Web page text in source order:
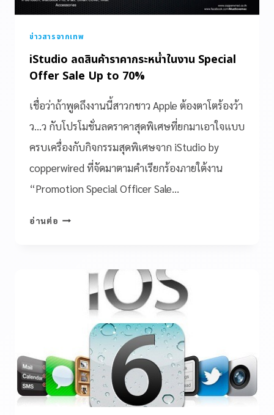
ข่าวสารจากเทพ
iStudio ลดสินค้าราคากระหน่ำในงาน Special
Offer Sale Up to 70%
เชื่อว่าถ้าพูดถึงงานนี้สาวกชาว Apple ต้องตาโตร้องว้า
ว…ว กับโปรโมชั่นลดราคาสุดพิเศษที่ยกมาเอาใจแบบ
ครบเครื่องกับกิจกรรมสุดพิเศษจาก iStudio by
copperwired ที่จัดมาตามคำเรียกร้องภายใต้งาน
“Promotion Special Officer Sale…
อ่านต่อ